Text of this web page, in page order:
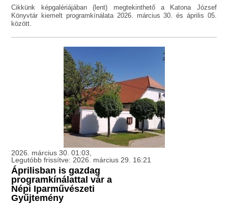
Cikkünk képgalériájában (lent) megtekinthető a Katona József
Könyvtár kiemelt programkínálata 2026. március 30. és április 05.
között.
2026. március 30. 01:03,
Legutóbb frissítve: 2026. március 29. 16:21
Áprilisban is gazdag
programkínálattal vár a
Népi Iparművészeti
Gyűjtemény